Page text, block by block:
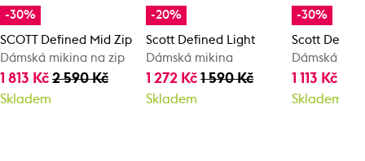
-30%
SCOTT Defined Mid Zip
Dámská mikina na zip
1 813 Kč 2 590 Kč
Skladem
-20%
Scott Defined Light
Dámská mikina
1 272 Kč1 590 Kč
Skladem
-30%
Scott
Dámská
1 113 Kč
Skladem